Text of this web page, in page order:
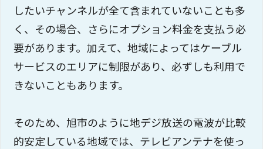
したいチャンネルが全て含まれていないことも多
く、その場合、さらにオプション料金を支払う必
要があります。加えて、地域によってはケーブル
サービスのエリアに制限があり、必ずしも利用で
きないこともあります。
そのため、旭市のように地デジ放送の電波が比較
的安定している地域では、テレビアンテナを使っ